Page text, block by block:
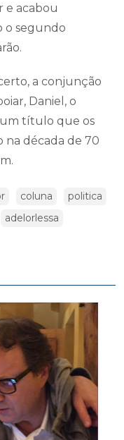
e acabou
o segundo
a conjunção
Daniel, o
título que os
na década de 70
coluna
politica
adelorlessa